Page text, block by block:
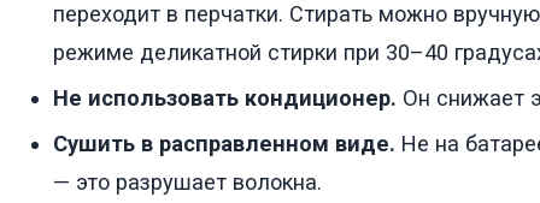
переходит в перчатки. Стирать можно
режиме деликатной стирки при 30–40
Не использовать кондиционер. Он снижает
Сушить в расправленном виде. Не на
— это разрушает волокна.